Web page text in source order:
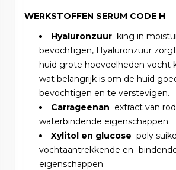
WERKSTOFFEN SERUM CODE H
Hyaluronzuur king in
bevochtigen, Hyaluronzuur
huid grote hoeveelheden vocht
wat belangrijk is om de huid
bevochtigen en te verstevigen.
Carrageenan extract van
waterbindende eigenschappen
Xylitol en glucose poly
vochtaantrekkende en -
eigenschappen